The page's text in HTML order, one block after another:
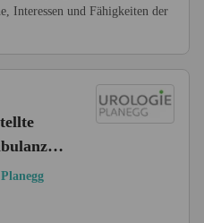
Interessen und Fähigkeiten der